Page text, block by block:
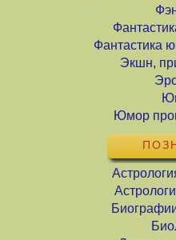
Фантастика
Экшн,
Юмор